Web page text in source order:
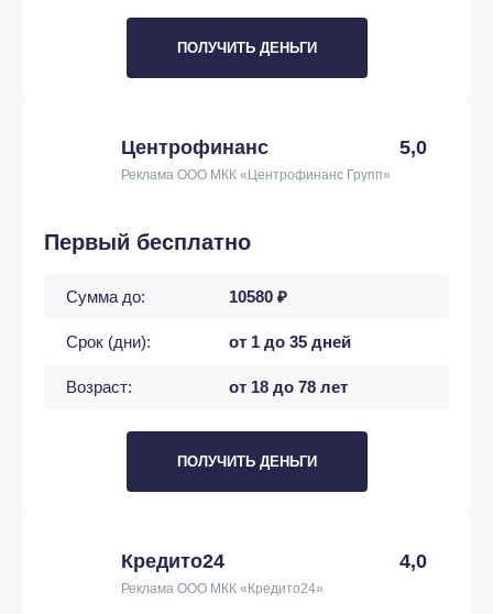
ПОЛУЧИТЬ ДЕНЬГИ
Центрофинанс 5,0
Реклама ООО МКК «Центрофинанс Групп»
Первый бесплатно
Сумма до: 10580 ₽
Срок (дни): от 1 до 35 дней
Возраст: от 18 до 78 лет
ПОЛУЧИТЬ ДЕНЬГИ
Кредито24 4,0
Реклама ООО МКК «Кредито24»